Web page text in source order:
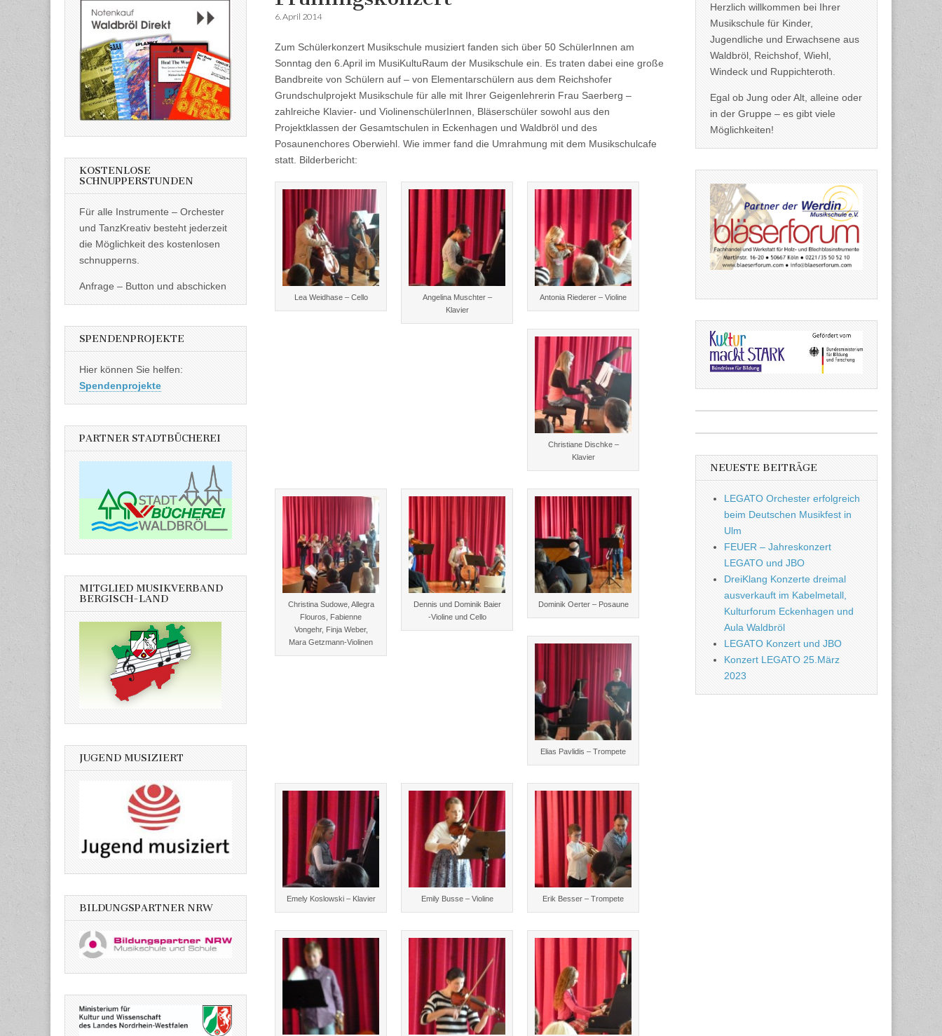
6. April 2014
Zum Schülerkonzert Musikschule musiziert fanden sich über 50 SchülerInnen am
Sonntag den 6.April im MusiKultuRaum der Musikschule ein. Es traten dabei eine große
Bandbreite von Schülern auf – von Elementarschülern aus dem Reichshofer
Grundschulprojekt Musikschule für alle mit Ihrer Geigenlehrerin Frau Saerberg –
zahlreiche Klavier- und ViolinenschülerInnen, Bläserschüler sowohl aus den
Projektklassen der Gesamtschulen in Eckenhagen und Waldbröl und des
Posaunenchores Oberwiehl. Wie immer fand die Umrahmung mit dem Musikschulcafe
statt. Bilderbericht:
Lea Weidhase – Cello
Angelina Muschter –
Klavier
Antonia Riederer – Violine
Christiane Dischke –
Klavier
Christina Sudowe, Allegra
Flouros, Fabienne
Vongehr, Finja Weber,
Mara Getzmann-Violinen
Dennis und Dominik Baier
-Violine und Cello
Dominik Oerter – Posaune
Elias Pavlidis – Trompete
Emely Koslowski – Klavier Emily Busse – Violine Erik Besser – Trompete
KOSTENLOSE
SCHNUPPERSTUNDEN
Für alle Instrumente – Orchester
und TanzKreativ besteht jederzeit
die Möglichkeit des kostenlosen
schnupperns.
Anfrage – Button und abschicken
SPENDENPROJEKTE
Hier können Sie helfen:
Spendenprojekte
PARTNER STADTBÜCHEREI
MITGLIED MUSIKVERBAND
BERGISCH-LAND
JUGEND MUSIZIERT
BILDUNGSPARTNER NRW
Herzlich willkommen bei Ihrer
Musikschule für Kinder,
Jugendliche und Erwachsene aus
Waldbröl, Reichshof, Wiehl,
Windeck und Ruppichteroth.
Egal ob Jung oder Alt, alleine oder
in der Gruppe – es gibt viele
Möglichkeiten!
NEUESTE BEITRÄGE
LEGATO Orchester erfolgreich
beim Deutschen Musikfest in
Ulm
FEUER – Jahreskonzert
LEGATO und JBO
DreiKlang Konzerte dreimal
ausverkauft im Kabelmetall,
Kulturforum Eckenhagen und
Aula Waldbröl
LEGATO Konzert und JBO
Konzert LEGATO 25.März
2023